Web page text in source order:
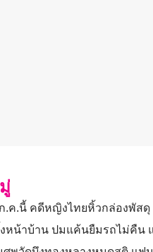
.ค.นี้ คดีหญิงไทยหิ้วกล่องพัสดุ
งหน้าบ้าน ปมแค้นยืมรถไม่คืน